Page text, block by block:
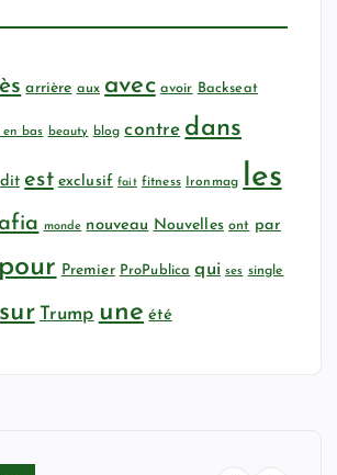
arrière aux avec avoir Backseat
en bas beauty blog contre dans
dit est exclusif fait fitness Ironmag les
monde nouveau Nouvelles ont par
pour Premier ProPublica qui ses single
sur Trump une été